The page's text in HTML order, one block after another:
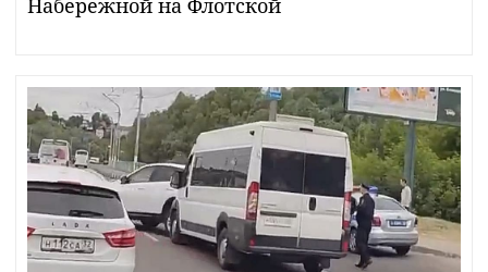
Набережной на Флотской